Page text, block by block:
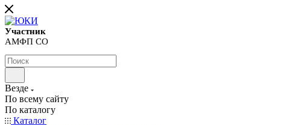
Участник
АМФП СО
Везде
По всему сайту
По каталогу
Каталог